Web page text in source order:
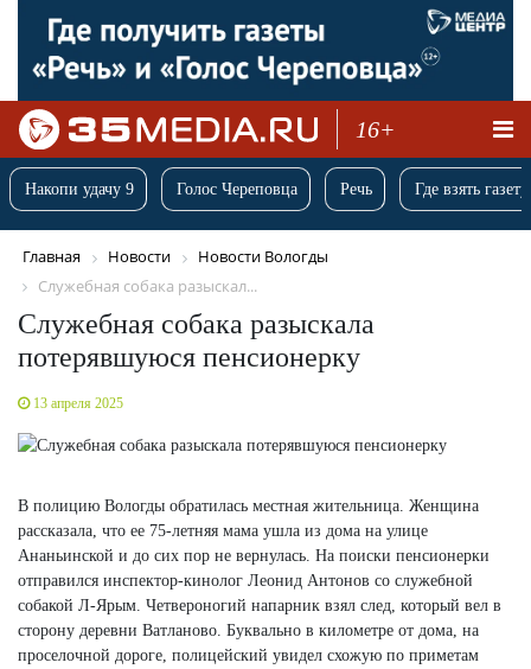
16+
Накопи удачу 9 Голос Череповца Речь Где взять
Главная Новости
Новости Вологды
Служебная собака разыскал...
Служебная собака разыскала
потерявшуюся пенсионерку
13 апреля 2025
В полицию Вологды обратилась местная жительница. Женщина
рассказала, что ее 75-летняя мама ушла из дома на улице
Ананьинской и до сих пор не вернулась. На поиски пенсионерки
отправился инспектор-кинолог Леонид Антонов со служебной
собакой Л-Ярым. Четвероногий напарник взял след, который вел в
сторону деревни Ватланово. Буквально в километре от дома, на
проселочной дороге, полицейский увидел схожую по приметам